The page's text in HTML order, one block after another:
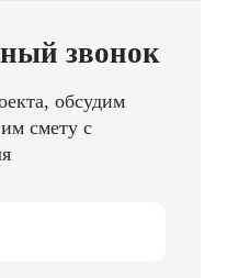
звонок
обсудим
смету с